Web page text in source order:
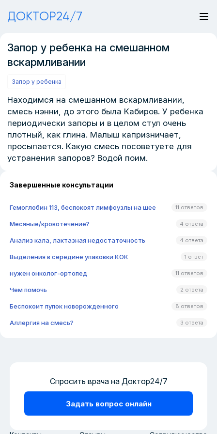
ДОКТОР24/7
Запор у ребенка на смешанном
вскармливании
Запор у ребенка
Находимся на смешанном вскармливании,
смесь нэнни, до этого была Кабиров. У ребенка
периодически запоры и в целом стул очень
плотный, как глина. Малыш капризничает,
просыпается. Какую смесь посоветуете для
устранения запоров? Водой поим.
Завершенные консультации
Гемоглобин 113, беспокоят лимфоузлы на шее 11 ответов
Месяные/кровотечение? 4 ответа
Анализ кала, лактазная недостаточность 4 ответа
Выделения в середине упаковки КОК 1 ответ
нужен онколог-ортопед 11 ответов
Чем помочь 2 ответа
Беспокоит пупок новорожденного 8 ответов
Аллергия на смесь? 3 ответа
Спросить врача на Доктор24/7
Задать вопрос онлайн